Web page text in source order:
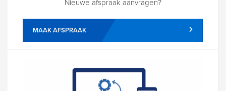
Nieuwe afspraak aanvragen?
MAAK AFSPRAAK